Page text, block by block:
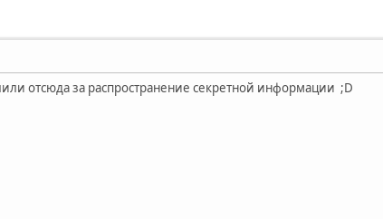
отсюда за распространение секретной информации ;D